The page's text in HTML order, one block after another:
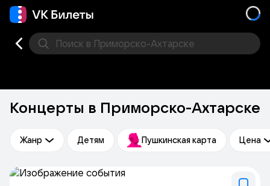
Поиск в Приморско-Ахтарске
Концерты в Приморско-Ахтарске
Жанр Детям Пушкинская карта Цена